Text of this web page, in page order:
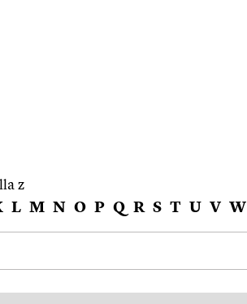
z
L M N O P Q R S T U V W